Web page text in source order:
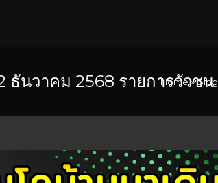
นวาคม 2568 รายการวัวชน
Home»Blog